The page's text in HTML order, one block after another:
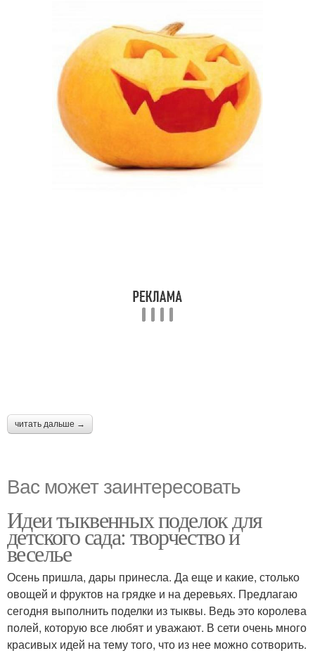
читать дальше →
Вас может заинтересовать
Идеи тыквенных поделок для
детского сада: творчество и
веселье
Осень пришла, дары принесла. Да еще и какие, столько
овощей и фруктов на грядке и на деревьях. Предлагаю
сегодня выполнить поделки из тыквы. Ведь это королева
полей, которую все любят и уважают. В сети очень много
красивых идей на тему того, что из нее можно сотворить.